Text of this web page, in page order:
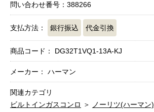
問い合わせ番号：388266
支払方法： 銀行振込 代金引換
商品コード： DG32T1VQ1-13A-KJ
メーカー： ハーマン
関連カテゴリ
ビルトインガスコンロ ＞ ノーリツ(ハーマン)